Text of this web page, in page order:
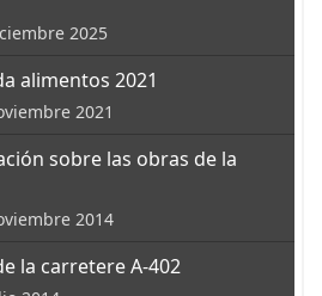
2025
alimentos 2021
2021
sobre las obras de la
2014
la carretere A-402